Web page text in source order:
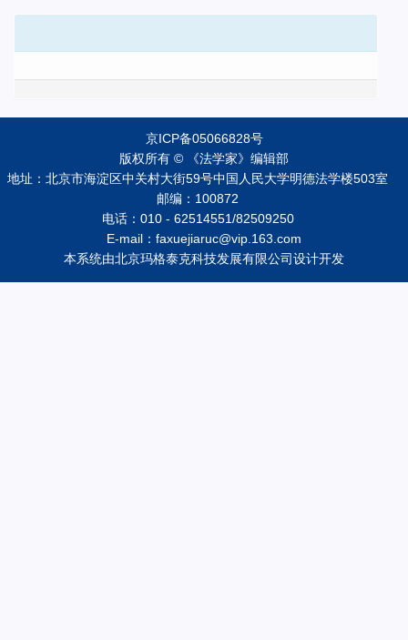
京ICP备05066828号
版权所有 © 《法学家》编辑部
地址：北京市海淀区中关村大街59号中国人民大学明德法学楼503室
邮编：100872
电话：010 - 62514551/82509250
E-mail：faxuejiaruc@vip.163.com
本系统由北京玛格泰克科技发展有限公司设计开发